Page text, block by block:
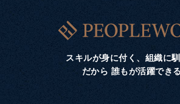
スキルが身に付く、組織に馴
だから 誰もが活躍できる